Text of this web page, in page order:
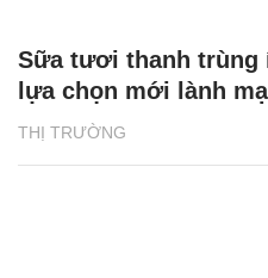
THỊ TRƯỜNG
Sữa tươi thanh trùng
lựa chọn mới lành